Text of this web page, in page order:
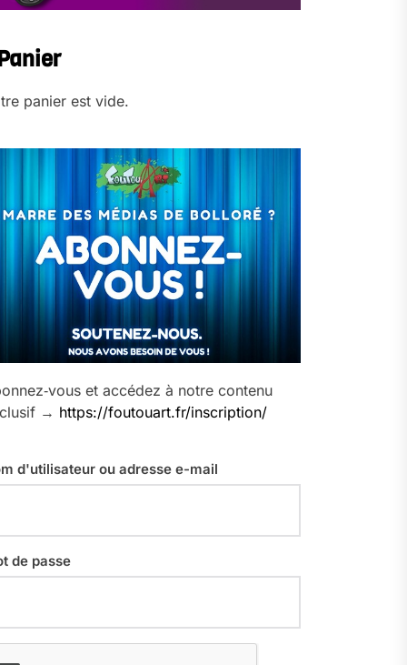
panier est vide.
et accédez à notre contenu
→ https://foutouart.fr/inscription/
d'utilisateur ou adresse e-mail
de passe